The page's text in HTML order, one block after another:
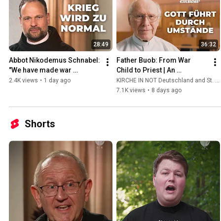
28:49
Abbot Nikodemus Schnabel:
"We have made war
palatable" | The ocean of
2.4K views • 1 day ago
36:32
Father Buob: From War
Child to Priest | An
Extraordinary Story of
Calling
KIRCHE IN NOT Deutschland and St. Ulrich Hochaltingen
7.1K views • 8 days ago
Shorts